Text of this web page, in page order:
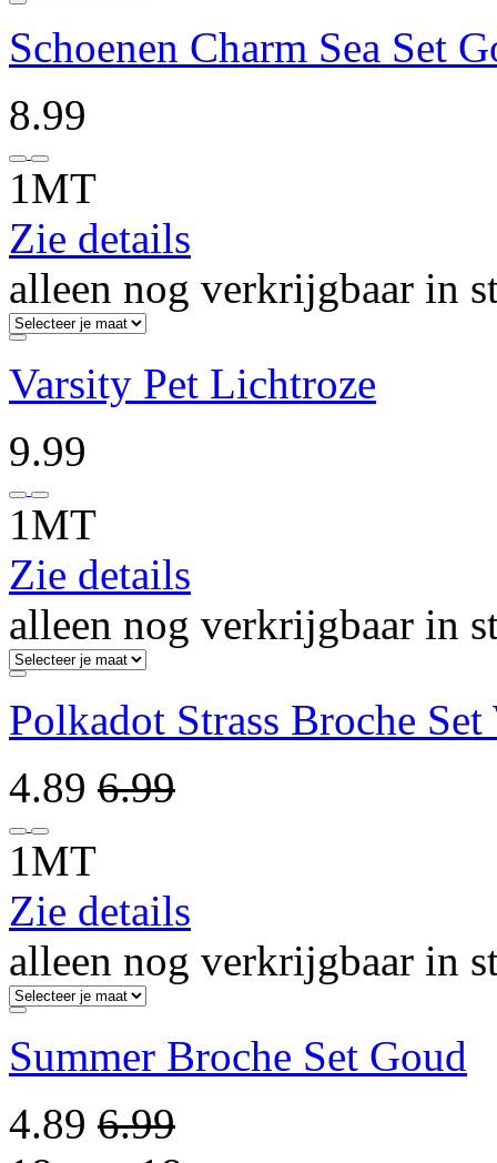
Schoenen Charm Sea Set
8.99
1MT
Zie details
alleen nog verkrijgbaar in
Varsity Pet Lichtroze
9.99
1MT
Zie details
alleen nog verkrijgbaar in
Polkadot Strass Broche
4.89 6.99
1MT
Zie details
alleen nog verkrijgbaar in
Summer Broche Set Goud
4.89 6.99